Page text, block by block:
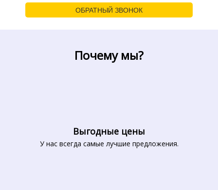
ОБРАТНЫЙ ЗВОНОК
Почему мы?
Выгодные цены
У нас всегда самые лучшие предложения.